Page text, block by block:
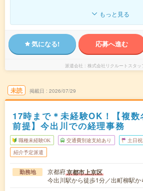
もっと見る
気になる! 応募へ進む
派遣会社 株式会社リクルートスタッ
未読 掲載日 2026/07/29
17時まで＊未経験OK！【複数
前提】今出川での経理事務
職種未経験OK 交通費別途支給あり 土日
紹介予定派遣
勤務地 京都府京都市上京区
今出川駅から徒歩1分／出町柳駅